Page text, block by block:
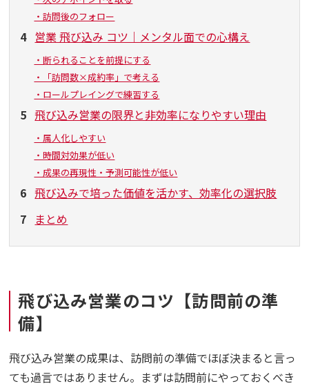
・訪問後のフォロー
4 営業 飛び込み コツ｜メンタル面での心構え
・断られることを前提にする
・「訪問数×成約率」で考える
・ロールプレイングで練習する
5 飛び込み営業の限界と非効率になりやすい理由
・属人化しやすい
・時間対効果が低い
・成果の再現性・予測可能性が低い
6 飛び込みで培った価値を活かす、効率化の選択肢
7
まとめ
飛び込み営業のコツ【訪問前の準
備】
飛び込み営業の成果は、訪問前の準備でほぼ決まると言っ
ても過言ではありません。まずは訪問前にやっておくべき